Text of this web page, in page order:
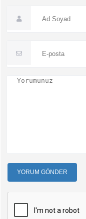
YORUM GÖNDER